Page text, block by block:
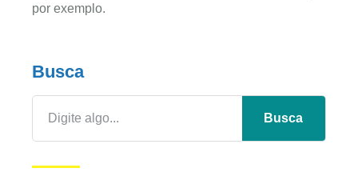
por exemplo.
Busca
Busca